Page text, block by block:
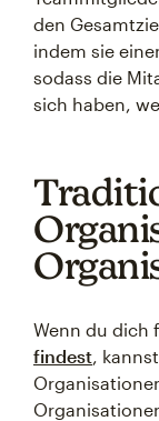
den
indem sie
sodass die
sich haben,
Wenn du dich
findest,